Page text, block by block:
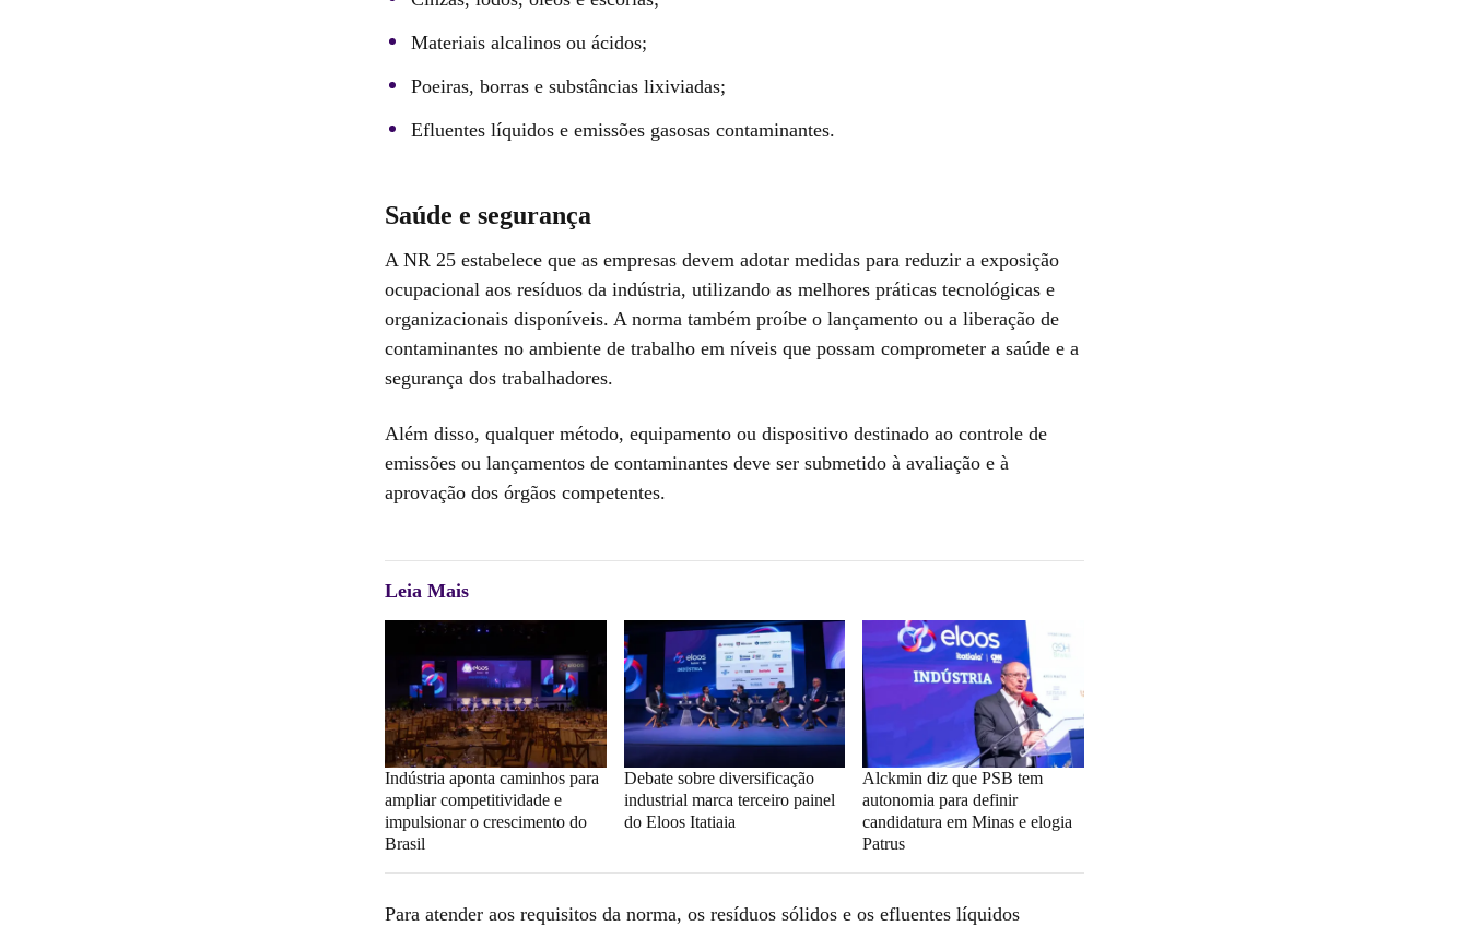
Materiais alcalinos ou ácidos;
Poeiras, borras e substâncias lixiviadas;
Efluentes líquidos e emissões gasosas contaminantes.
Saúde e segurança
A NR 25 estabelece que as empresas devem adotar medidas para reduzir a exposição
ocupacional aos resíduos da indústria, utilizando as melhores práticas tecnológicas e
organizacionais disponíveis. A norma também proíbe o lançamento ou a liberação de
contaminantes no ambiente de trabalho em níveis que possam comprometer a saúde e a
segurança dos trabalhadores.
Além disso, qualquer método, equipamento ou dispositivo destinado ao controle de
emissões ou lançamentos de contaminantes deve ser submetido à avaliação e à
aprovação dos órgãos competentes.
Leia Mais
Indústria aponta caminhos para
ampliar competitividade e
impulsionar o crescimento do
Brasil
Debate sobre diversificação
industrial marca terceiro painel
do Eloos Itatiaia
Alckmin diz que PSB tem
autonomia para definir
candidatura em Minas e elogia
Patrus
Para atender aos requisitos da norma, os resíduos sólidos e os efluentes líquidos